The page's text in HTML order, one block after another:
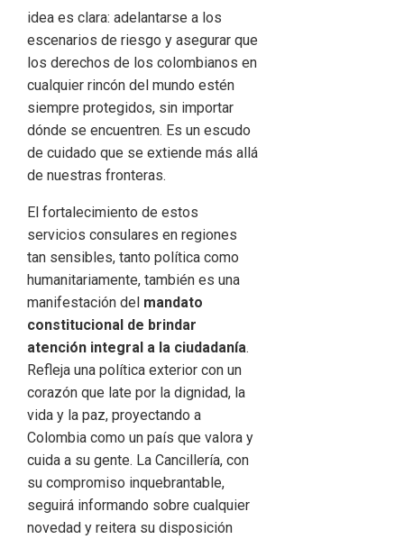
idea es clara: adelantarse a los
escenarios de riesgo y asegurar que
los derechos de los colombianos en
cualquier rincón del mundo estén
siempre protegidos, sin importar
dónde se encuentren. Es un escudo
de cuidado que se extiende más allá
de nuestras fronteras.
El fortalecimiento de estos
servicios consulares en regiones
tan sensibles, tanto política como
humanitariamente, también es una
manifestación del mandato
constitucional de brindar
atención integral a la ciudadanía.
Refleja una política exterior con un
corazón que late por la dignidad, la
vida y la paz, proyectando a
Colombia como un país que valora y
cuida a su gente. La Cancillería, con
su compromiso inquebrantable,
seguirá informando sobre cualquier
novedad y reitera su disposición